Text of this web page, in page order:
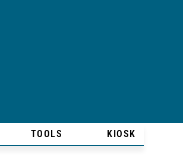
TOOLS KIOSK